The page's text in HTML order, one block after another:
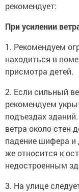
рекомендует:
При усилении
1. Рекомендуем
находиться в
присмотра детей.
2. Если сильный
рекомендуем
подъездах
ветра около стен
падение шифера и
же относится к
недостроенным
3. На улице